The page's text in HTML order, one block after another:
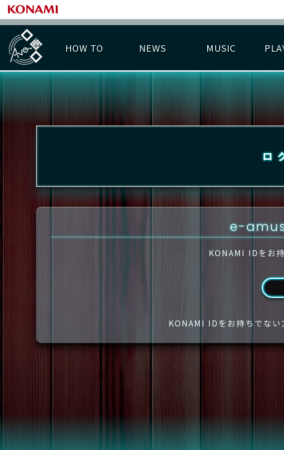
HOW TO NEWS MUSIC
PLAY DATA TOP
称号 プレー履歴
ライバル一覧
LICENSE HIT CHART ORIGINAL HIT
ロ
e-
KONAMI IDをお
KONAMI IDをお持ちでない